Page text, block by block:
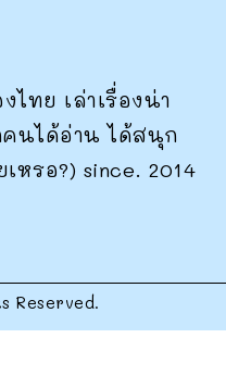
ไทย เล่าเรื่องน่า
นได้อ่าน ได้สนุก
เหรอ?) since. 2014
Reserved.